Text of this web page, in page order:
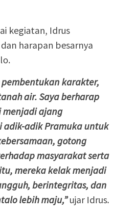
kegiatan, Idrus
harapan besarnya
karakter,
air. Saya berharap
menjadi ajang
adik Pramuka untuk
gotong
masyarakat serta
mereka kelak menjadi
berintegritas, dan
lebih maju,”ujar Idrus.